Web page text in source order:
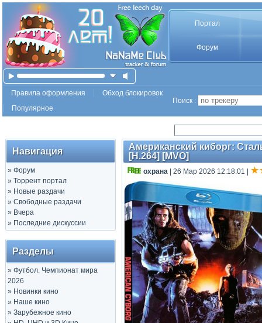
Портал
Форум
Правила оформления
Обход блокировок
Популярное
Поиск :
Навигация
» Форум
» Торрент портал
» Новые раздачи
» Свободные раздачи
» Вчера
» Последние дискуссии
Разделы
» Футбол. Чемпионат мира
2026
» Новинки кино
» Наше кино
» Зарубежное кино
Американский киборг:
[H.264] [MVO]
охрана | 26 Мар 2026 12:18:01